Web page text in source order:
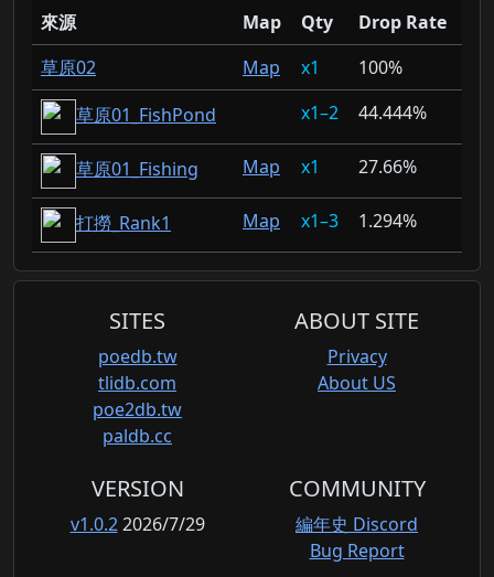
來源 Map Qty
Drop Rate
草原02
Map 1
100%
草原01_FishPond
1–2 44.444%
草原01_Fishing Map 1 27.66%
打撈_Rank1 Map 1–3 1.294%
SITES
poedb.tw
tlidb.com
poe2db.tw
paldb.cc
ABOUT SITE
Privacy
About US
VERSION
v1.0.22026/7/29
COMMUNITY
編年史 Discord
Bug Report